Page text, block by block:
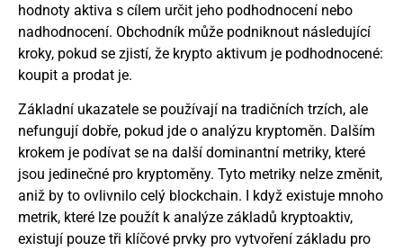
hodnoty aktiva s cílem určit jeho podhodnocení nebo
nadhodnocení. Obchodník může podniknout následující
kroky, pokud se zjistí, že krypto aktivum je podhodnocené:
koupit a prodat je.
Základní ukazatele se používají na tradičních trzích, ale
nefungují dobře, pokud jde o analýzu kryptoměn. Dalším
krokem je podívat se na další dominantní metriky, které
jsou jedinečné pro kryptoměny. Tyto metriky nelze změnit,
aniž by to ovlivnilo celý blockchain. I když existuje mnoho
metrik, které lze použít k analýze základů kryptoaktiv,
existují pouze tři klíčové prvky pro vytvoření základu pro